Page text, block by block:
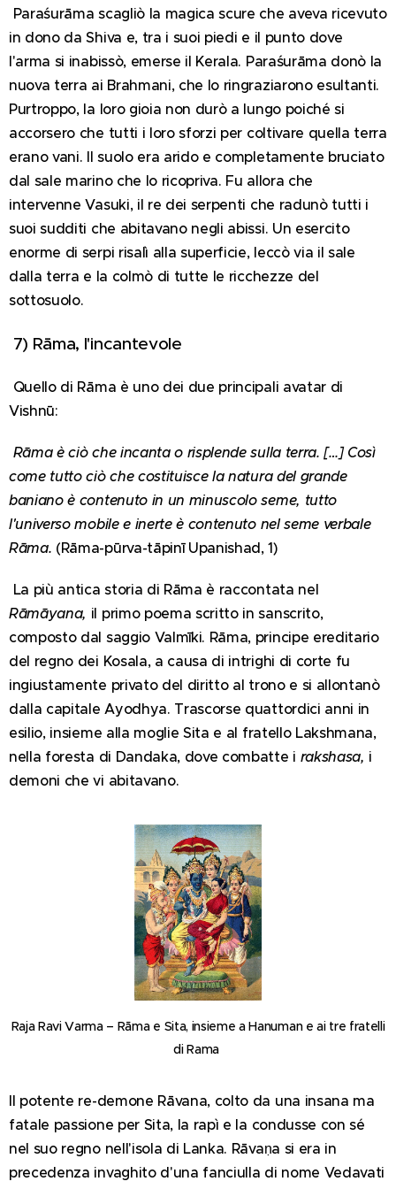
Paraśurāma scagliò la magica scure che aveva ricevuto
in dono da Shiva e, tra i suoi piedi e il punto dove
l'arma si inabissò, emerse il Kerala. Paraśurāma donò la
nuova terra ai Brahmani, che lo ringraziarono esultanti.
Purtroppo, la loro gioia non durò a lungo poiché si
accorsero che tutti i loro sforzi per coltivare quella terra
erano vani. Il suolo era arido e completamente bruciato
dal sale marino che lo ricopriva. Fu allora che
intervenne Vasuki, il re dei serpenti che radunò tutti i
suoi sudditi che abitavano negli abissi. Un esercito
enorme di serpi risalì alla superficie, leccò via il sale
dalla terra e la colmò di tutte le ricchezze del
sottosuolo.
7) Rāma, l'incantevole
Quello di Rāma è uno dei due principali avatar di
Vishnū:
Rāma è ciò che incanta o risplende sulla terra. […] Così
come tutto ciò che costituisce la natura del grande
baniano è contenuto in un minuscolo seme, tutto
l'universo mobile e inerte è contenuto nel seme verbale
Rāma. (Rāma-pūrva-tāpinī Upanishad, 1)
La più antica storia di Rāma è raccontata nel
Rāmāyana, il primo poema scritto in sanscrito,
composto dal saggio Valmīki. Rāma, principe ereditario
del regno dei Kosala, a causa di intrighi di corte fu
ingiustamente privato del diritto al trono e si allontanò
dalla capitale Ayodhya. Trascorse quattordici anni in
esilio, insieme alla moglie Sita e al fratello Lakshmana,
nella foresta di Dandaka, dove combatte i rakshasa, i
demoni che vi abitavano.
Raja Ravi Varma – Rāma e Sita, insieme a Hanuman e ai tre fratelli
di Rama
Il potente re-demone Rāvana, colto da una insana ma
fatale passione per Sita, la rapì e la condusse con sé
nel suo regno nell'isola di Lanka. Rāvaṇa si era in
precedenza invaghito d'una fanciulla di nome Vedavati